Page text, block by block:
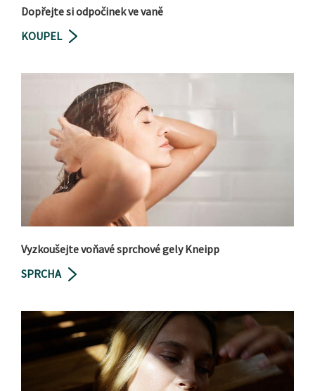
Dopřejte si odpočinek ve vaně
KOUPEL
Vyzkoušejte voňavé sprchové gely Kneipp
SPRCHA